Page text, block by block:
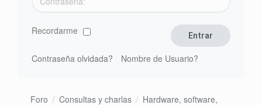
Recordarme
Contraseña olvidada? Nombre de Usuario?
Foro Consultas y charlas
Hardware, software,